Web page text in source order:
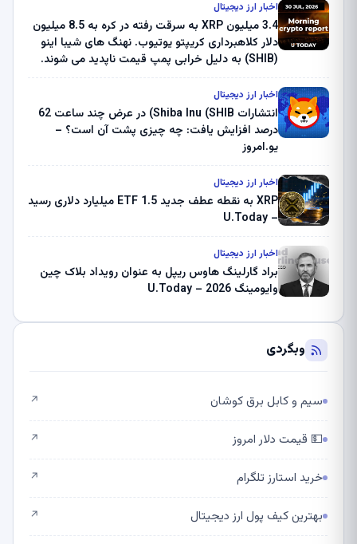
اخبار ارز دیجیتال
3.4 میلیون XRP به سرقت رفته در کره به 8.5 میلیون
دلار کلاهبرداری کریپتو یوتیوب. نهنگ های شیبا اینو
(SHIB) به دلیل خرابی پمپ قیمت ناپدید می شوند.
ثبت کرد – گزارش کریپتو صبح – U.Today
اخبار ارز دیجیتال
انتشارات Shiba Inu (SHIB) در عرض چند ساعت 62
درصد افزایش یافت: چه چیزی پشت آن است؟ –
یو.امروز
اخبار ارز دیجیتال
XRP به نقطه عطف جدید ETF 1.5 میلیارد دلاری رسید
– U.Today
اخبار ارز دیجیتال
براد گارلینگ هاوس ریپل به عنوان رویداد بلاک چین
وایومینگ 2026 – U.Today
وبگردی
سیم و کابل برق کوشان ↗
💵 قیمت دلار امروز ↗
خرید استارز تلگرام ↗
بهترین کیف پول ارز دیجیتال ↗